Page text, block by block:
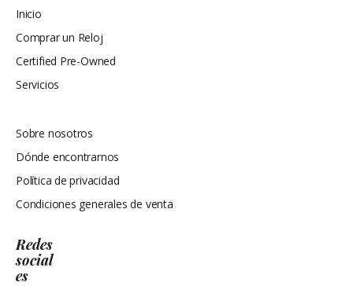
Inicio
Comprar un Reloj
Certified Pre-Owned
Servicios
Sobre nosotros
Dónde encontrarnos
Política de privacidad
Condiciones generales de venta
Redes
social
es